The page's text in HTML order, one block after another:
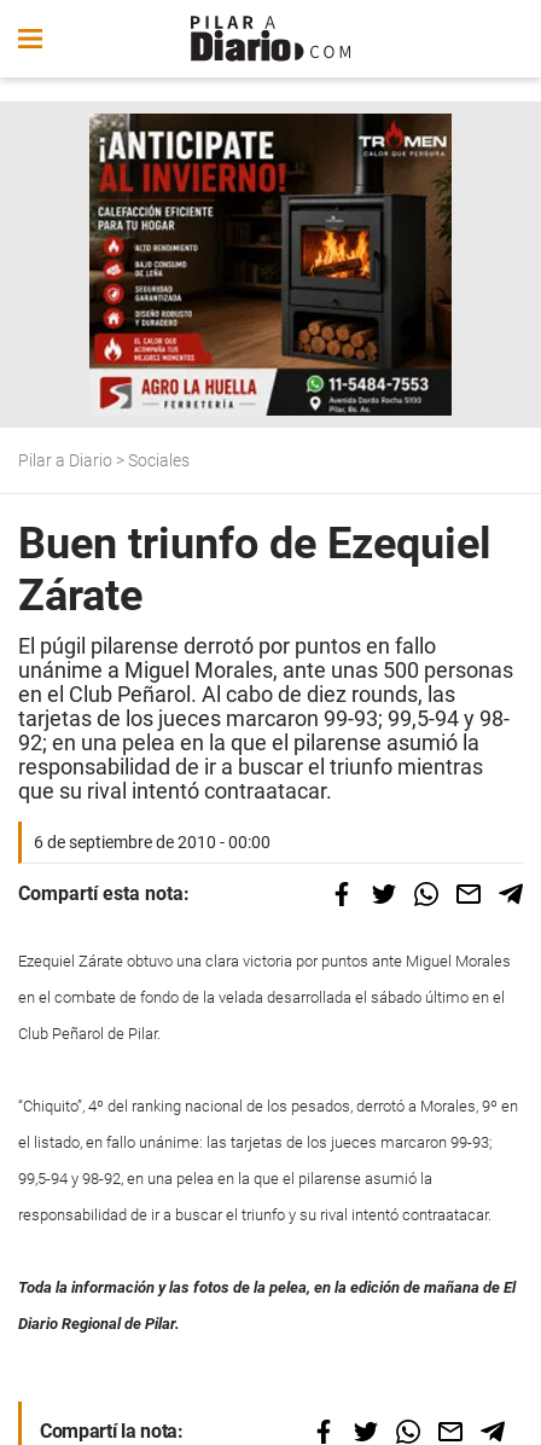
Pilar a Diario >Sociales
Buen triunfo de Ezequiel
Zárate
El púgil pilarense derrotó por puntos en fallo
unánime a Miguel Morales, ante unas 500 personas
en el Club Peñarol. Al cabo de diez rounds, las
tarjetas de los jueces marcaron 99-93; 99,5-94 y 98-
92; en una pelea en la que el pilarense asumió la
responsabilidad de ir a buscar el triunfo mientras
que su rival intentó contraatacar.
6 de septiembre de 2010 - 00:00
Compartí esta nota:
Ezequiel Zárate obtuvo una clara victoria por puntos ante Miguel Morales
en el combate de fondo de la velada desarrollada el sábado último en el
Club Peñarol de Pilar.
“Chiquito”, 4º del ranking nacional de los pesados, derrotó a Morales, 9º en
el listado, en fallo unánime: las tarjetas de los jueces marcaron 99-93;
99,5-94 y 98-92, en una pelea en la que el pilarense asumió la
responsabilidad de ir a buscar el triunfo y su rival intentó contraatacar.
Toda la información y las fotos de la pelea, en la edición de mañana de El
Diario Regional de Pilar.
Compartí la nota: